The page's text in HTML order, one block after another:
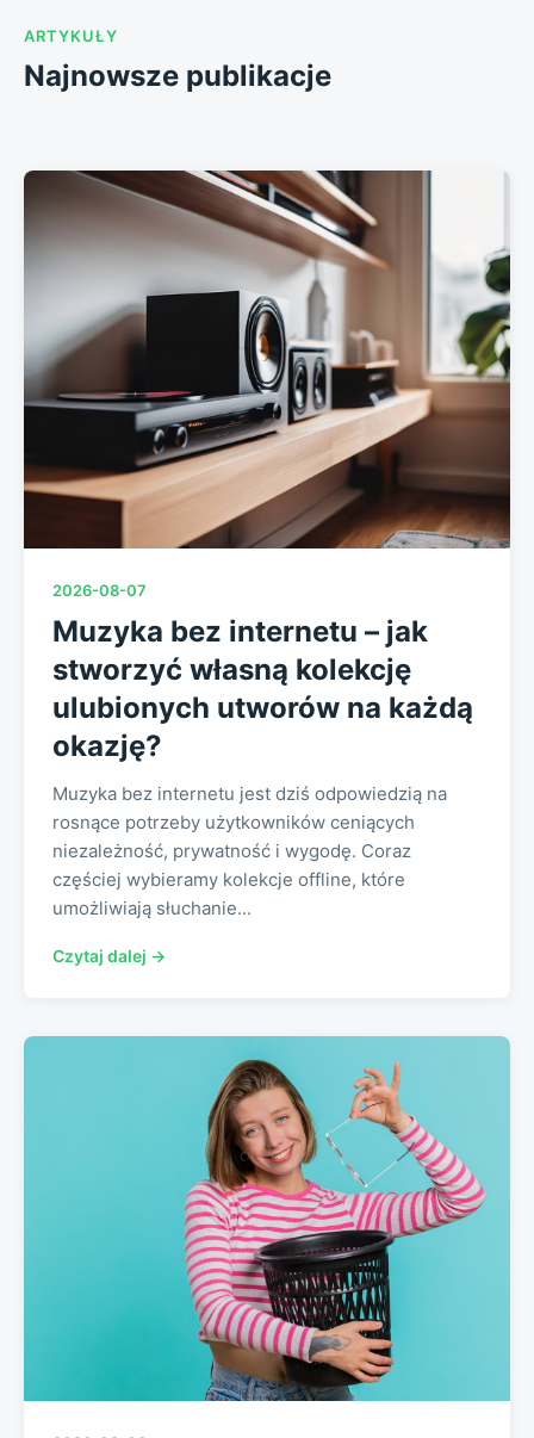
ARTYKUŁY
Najnowsze publikacje
2026-08-07
Muzyka bez internetu – jak
stworzyć własną kolekcję
ulubionych utworów na każdą
okazję?
Muzyka bez internetu jest dziś odpowiedzią na
rosnące potrzeby użytkowników ceniących
niezależność, prywatność i wygodę. Coraz
częściej wybieramy kolekcje offline, które
umożliwiają słuchanie...
Czytaj dalej →